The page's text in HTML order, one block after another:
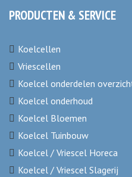
PRODUCTEN & SERVICE
Koelcellen
Vriescellen
Koelcel onderdelen
Koelcel onderhoud
Koelcel Bloemen
Koelcel Tuinbouw
Koelcel / Vriescel Horeca
Koelcel / Vriescel Slagerij